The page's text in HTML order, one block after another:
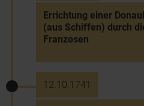
Errichtung einer
(aus Schiffen) durch
Franzosen
12.10.1741